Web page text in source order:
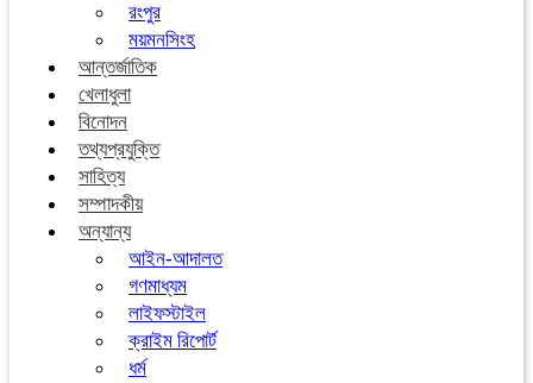
রংপুর
ময়মনসিংহ
আন্তর্জাতিক
খেলাধুলা
বিনোদন
তথ্যপ্রযুক্তি
সাহিত্য
সম্পাদকীয়
অন্যান্য
আইন-আদালত
গণমাধ্যম
লাইফস্টাইল
ক্রাইম রিপোর্ট
ধর্ম